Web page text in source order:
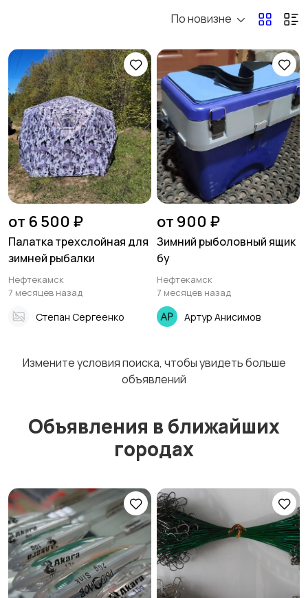
Экипировка Насадки и прикормки
Приманки
Ящики и Коробки для
рыбалки
Обувь и сапоги
Рюкзаки и сумки Забродная амуниция
Очки и футляры Товары для кемпинга
Лодки Моторы
По новизне
от 6 500 ₽
Палатка трехслойная для
зимней рыбалки
Нефтекамск
7 месяцев назад
Степан Сергеенко
от 900 ₽
Зимний рыболовный ящик
бу
Нефтекамск
7 месяцев назад
Артур Анисимов
Измените условия поиска, чтобы увидеть больше
объявлений
Объявления в ближайших
городах